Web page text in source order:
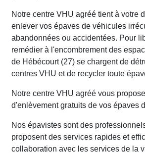
Notre centre VHU agréé tient à votre
enlever vos épaves de véhicules
abandonnées ou accidentées. Pour
remédier à l'encombrement des
de Hébécourt (27) se chargent de
centres VHU et de recycler toute
Notre centre VHU agréé vous
d'enlèvement gratuits de vos épaves
Nos épavistes sont des
proposent des services rapides et
collaboration avec les services de la